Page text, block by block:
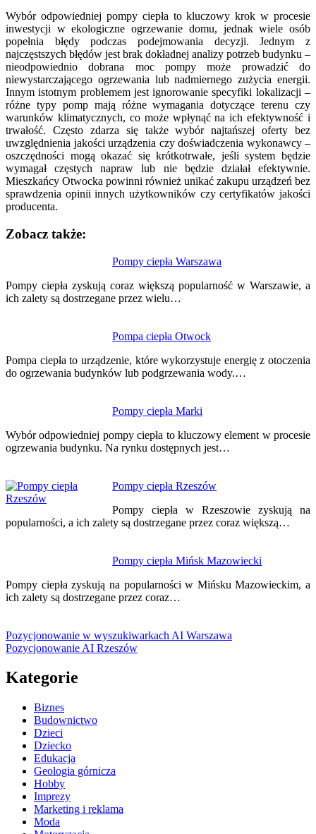
Wybór odpowiedniej pompy ciepła to kluczowy krok w procesie
inwestycji w ekologiczne ogrzewanie domu, jednak wiele osób
popełnia błędy podczas podejmowania decyzji. Jednym z
najczęstszych błędów jest brak dokładnej analizy potrzeb budynku –
nieodpowiednio dobrana moc pompy może prowadzić do
niewystarczającego ogrzewania lub nadmiernego zużycia energii.
Innym istotnym problemem jest ignorowanie specyfiki lokalizacji –
różne typy pomp mają różne wymagania dotyczące terenu czy
warunków klimatycznych, co może wpłynąć na ich efektywność i
trwałość. Często zdarza się także wybór najtańszej oferty bez
uwzględnienia jakości urządzenia czy doświadczenia wykonawcy –
oszczędności mogą okazać się krótkotrwałe, jeśli system będzie
wymagał częstych napraw lub nie będzie działał efektywnie.
Mieszkańcy Otwocka powinni również unikać zakupu urządzeń bez
sprawdzenia opinii innych użytkowników czy certyfikatów jakości
producenta.
Zobacz także:
Pompy ciepła Warszawa
Pompy ciepła zyskują coraz większą popularność w Warszawie, a
ich zalety są dostrzegane przez wielu…
Pompa ciepła Otwock
Pompa ciepła to urządzenie, które wykorzystuje energię z otoczenia
do ogrzewania budynków lub podgrzewania wody.…
Pompy ciepła Marki
Wybór odpowiedniej pompy ciepła to kluczowy element w procesie
ogrzewania budynku. Na rynku dostępnych jest…
Pompy ciepła Rzeszów
Pompy ciepła w Rzeszowie zyskują na
popularności, a ich zalety są dostrzegane przez coraz większą…
Pompy ciepła Mińsk Mazowiecki
Pompy ciepła zyskują na popularności w Mińsku Mazowieckim, a
ich zalety są dostrzegane przez coraz…
wpisu
Pozycjonowanie w wyszukiwarkach AI Warszawa
Pozycjonowanie AI Rzeszów
Kategorie
Biznes
Budownictwo
Dzieci
Dziecko
Edukacja
Geologia górnicza
Hobby
Imprezy
Marketing i reklama
Moda